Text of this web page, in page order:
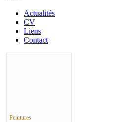
Actualités
CV
Liens
Contact
Peintures